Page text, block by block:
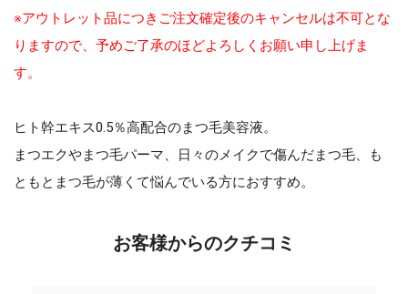
※アウトレット品につきご注文確定後のキャンセルは不可とな
りますので、予めご了承のほどよろしくお願い申し上げま
す。
ヒト幹エキス0.5％高配合のまつ毛美容液。
まつエクやまつ毛パーマ、日々のメイクで傷んだまつ毛、も
ともとまつ毛が薄くて悩んでいる方におすすめ。
お客様からのクチコミ